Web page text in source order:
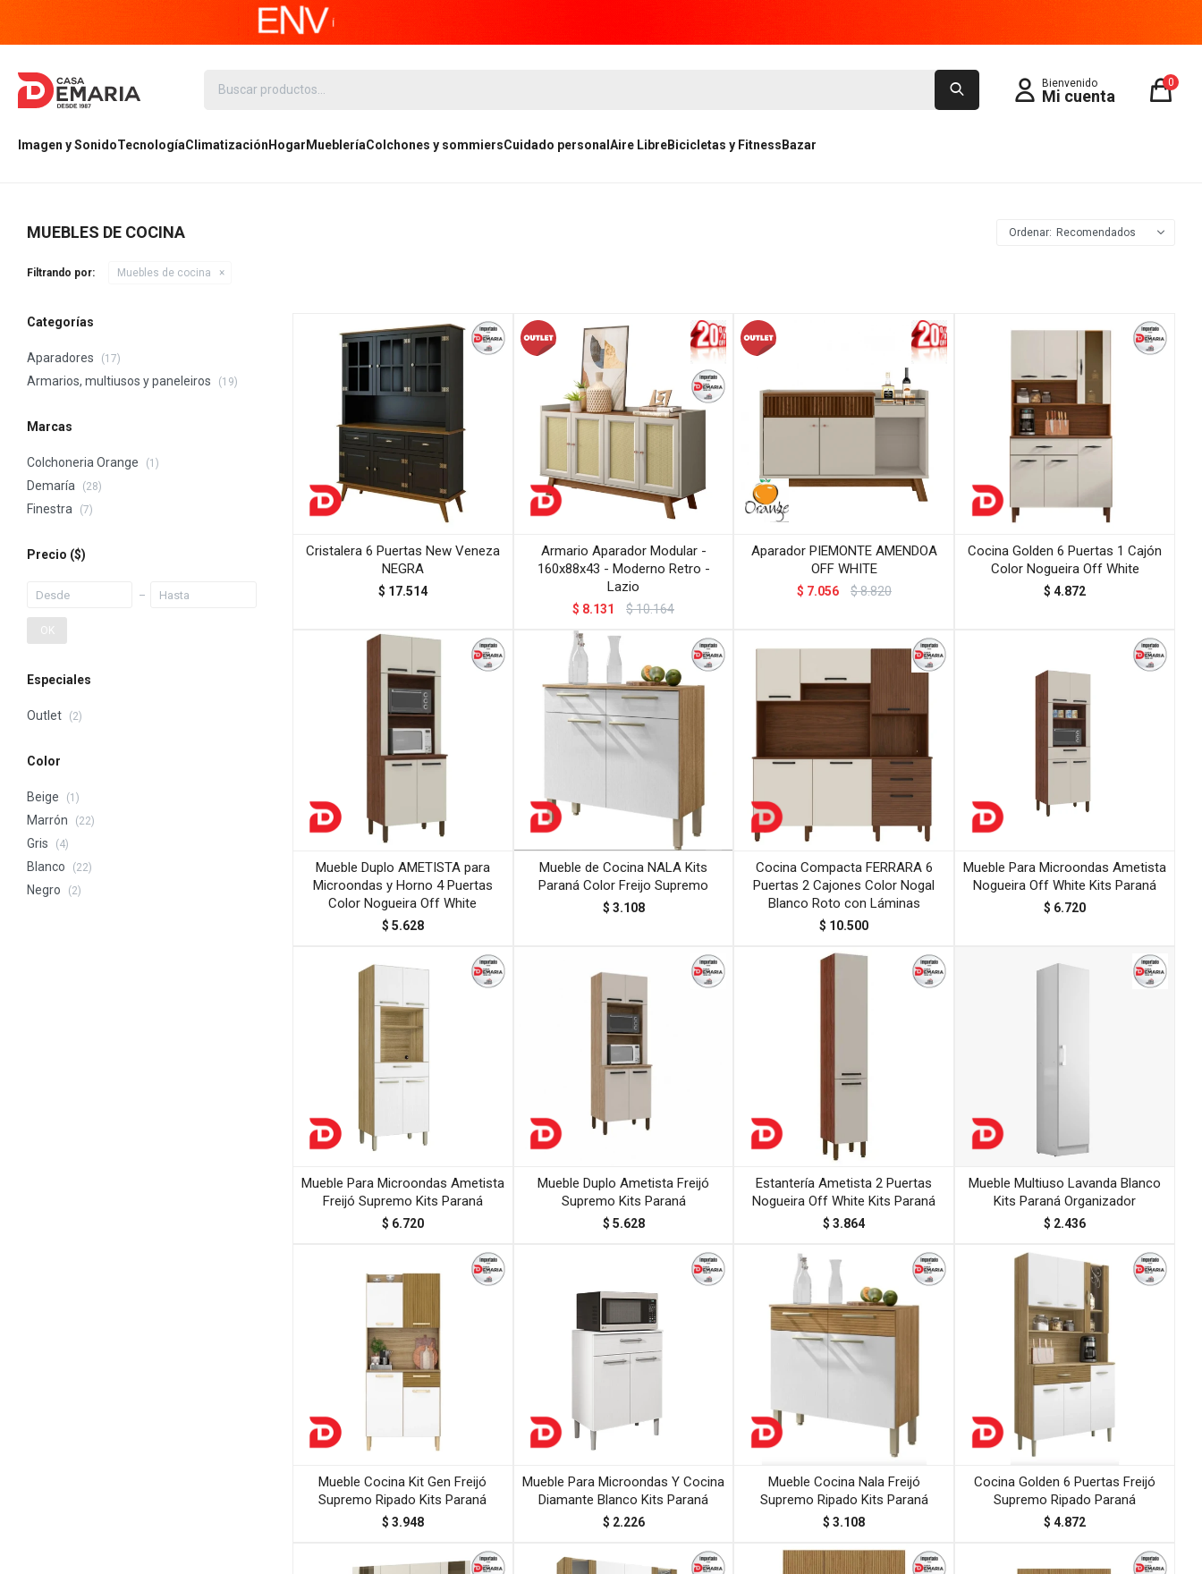
Imagen y SonidoTecnologíaClimatización Hogar MuebleríaColchones y sommiersCuidado personal Aire LibreBicicletas y Fitness Bazar
0
MUEBLES DE COCINA Recomendados
Filtrando por: Muebles de cocina
Cristalera 6 Puertas New Veneza
NEGRA
$ 17.514
Armario Aparador Modular -
160x88x43 - Moderno Retro -
Lazio
$ 8.131 $10.164
Aparador PIEMONTE AMENDOA
OFF WHITE
$ 7.056 $8.820
Cocina Golden 6 Puertas 1 Cajón
Color Nogueira Off White
$ 4.872
Mueble Duplo AMETISTA para
Microondas y Horno 4 Puertas
Color Nogueira Off White
$ 5.628
Mueble de Cocina NALA Kits
Paraná Color Freijo Supremo
$ 3.108
Cocina Compacta FERRARA 6
Puertas 2 Cajones Color Nogal
Blanco Roto con Láminas
$ 10.500
Mueble Para Microondas Ametista
Nogueira Off White Kits Paraná
$ 6.720
Mueble Para Microondas Ametista
Freijó Supremo Kits Paraná
$ 6.720
Mueble Duplo Ametista Freijó
Supremo Kits Paraná
$ 5.628
Estantería Ametista 2 Puertas
Nogueira Off White Kits Paraná
$ 3.864
Mueble Multiuso Lavanda Blanco
Kits Paraná Organizador
$ 2.436
Mueble Cocina Kit Gen Freijó
Supremo Ripado Kits Paraná
$ 3.948
Mueble Para Microondas Y Cocina
Diamante Blanco Kits Paraná
$ 2.226
Mueble Cocina Nala Freijó
Supremo Ripado Kits Paraná
$ 3.108
Cocina Golden 6 Puertas Freijó
Supremo Ripado Paraná
$ 4.872
Categorías
Aparadores (17)
Armarios, multiusos y paneleiros (19)
Marcas
Colchoneria Orange (1)
Demaría (28)
Finestra (7)
Precio ($)
OK
Especiales
Outlet (2)
Color
Beige (1)
Marrón (22)
Gris (4)
Blanco (22)
Negro (2)